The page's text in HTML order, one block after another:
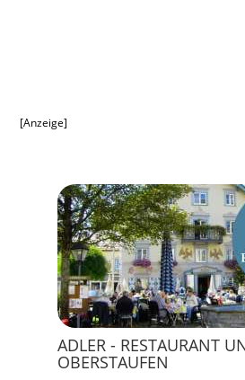
[Anzeige]
ADLER - RESTAURANT
OBERSTAUFEN